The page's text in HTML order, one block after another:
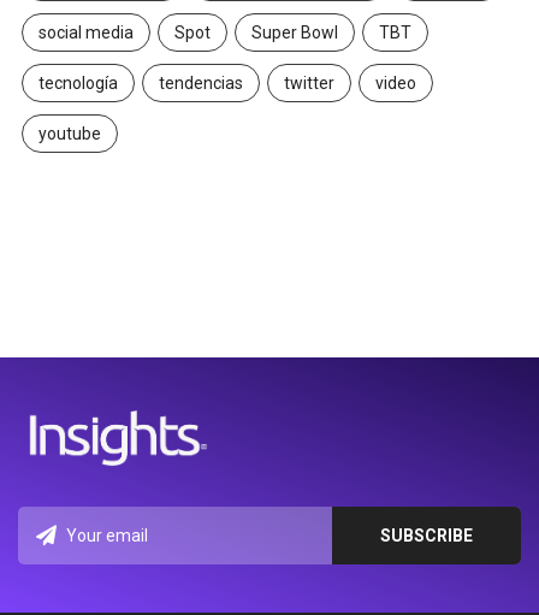
social media Spot Super Bowl TBT
tecnología tendencias twitter video
youtube